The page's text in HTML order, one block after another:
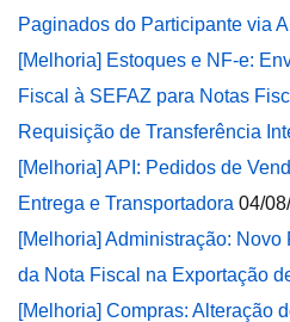
Paginados do Participante via
[Melhoria] Estoques e NF-e:
Fiscal à SEFAZ para Notas
Requisição de Transferência
[Melhoria] API: Pedidos de
Entrega e Transportadora 04/
[Melhoria] Administração:
da Nota Fiscal na Exportação
[Melhoria] Compras: Alteração